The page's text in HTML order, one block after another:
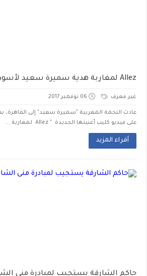
Allez لمغاربة هدية سميرة سعيد لأسود الأطلس
غير معرف 06 نوفمبر 2017
عادت النجمة المغربية "سميرة سعيد" إلى
على فيديو كليب أغنيتها الجديدة " Allez لمغاربة ...
أقراء المزيد
حاكم الشارقة يستجيب لمبادرة منى